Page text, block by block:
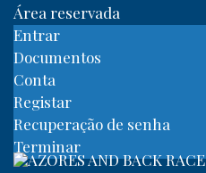
Área reservada
Entrar
Documentos
Conta
Registar
Recuperação de senha
Terminar